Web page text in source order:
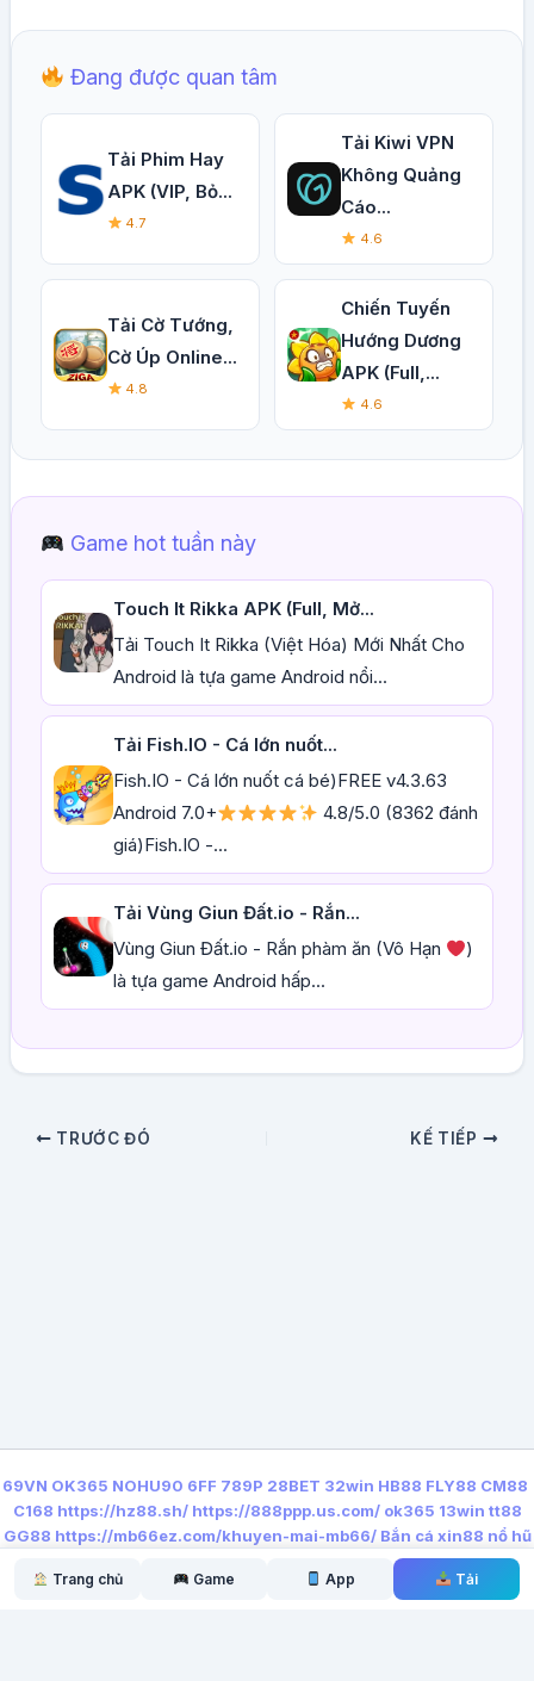
Đang được quan tâm
Tải Phim Hay
APK (VIP, Bỏ...
4.7
Tải Kiwi VPN
Không Quảng
Cáo...
4.6
Tải Cờ Tướng,
Cờ Úp Online...
4.8
Chiến Tuyến
Hướng Dương
APK (Full,...
4.6
Game hot tuần này
Touch It Rikka APK (Full, Mở...
Tải Touch It Rikka (Việt Hóa) Mới Nhất Cho
Android là tựa game Android nổi...
Tải Fish.IO - Cá lớn nuốt...
Fish.IO - Cá lớn nuốt cá bé)FREE v4.3.63
Android 7.0+
4.8/5.0 (8362 đánh
giá)Fish.IO -...
Tải Vùng Giun Đất.io - Rắn...
Vùng Giun Đất.io - Rắn phàm ăn (Vô Hạn
)
là tựa game Android hấp...
TRƯỚC ĐÓ KẾ TIẾP
69VN OK365 NOHU90 6FF 789P 28BET 32win HB88 FLY88 CM88
C168 https://hz88.sh/ https://888ppp.us.com/ ok365 13win tt88
GG88 https://mb66ez.com/khuyen-mai-mb66/ Bắn cá xin88 nổ hũ
Trang chủ Game App Tải